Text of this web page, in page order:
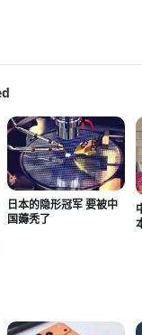
日本的隐形冠军 要被中
国薅秃了